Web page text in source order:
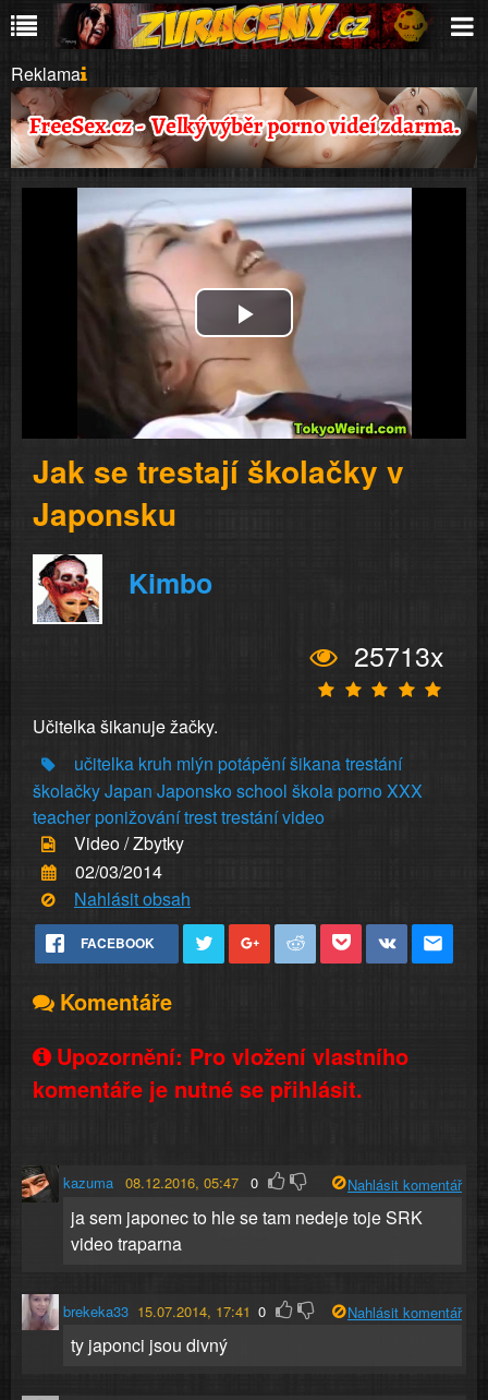
Reklama
Play
Video
Jak se trestají školačky v
Japonsku
Kimbo
25713x
Učitelka šikanuje žačky.
učitelka kruh mlýn potápěníšikanatrestání
školačkyJapan Japonskoschool školapornoXXX
teacherponižovánítresttrestánívideo
Video / Zbytky
02/03/2014
Nahlásit obsah
FACEBOOK
Komentáře
Upozornění: Pro vložení vlastního
komentáře je nutné se přihlásit.
kazuma 08.12.2016, 05:47 0 Nahlásit komentář
ja sem japonec to hle se tam nedeje toje SRK
video traparna
brekeka33 15.07.2014, 17:41 0 Nahlásit komentář
ty japonci jsou divný